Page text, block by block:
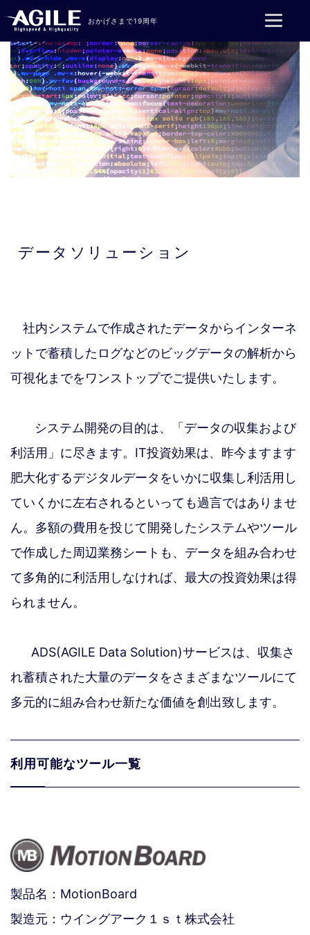
コンテンツへスキップ
おかげさまで19周年
データソリューション
社内システムで作成されたデータからインターネ
ットで蓄積したログなどのビッグデータの解析から
可視化までをワンストップでご提供いたします。
システム開発の目的は、「データの収集および
利活用」に尽きます。IT投資効果は、昨今ますます
肥大化するデジタルデータをいかに収集し利活用し
ていくかに左右されるといっても過言ではありませ
ん。多額の費用を投じて開発したシステムやツール
で作成した周辺業務シートも、データを組み合わせ
て多角的に利活用しなければ、最大の投資効果は得
られません。
ADS(AGILE Data Solution)サービスは、収集さ
れ蓄積された大量のデータをさまざまなツールにて
多元的に組み合わせ新たな価値を創出致します。
利用可能なツール一覧
製品名：MotionBoard
製造元：ウイングアーク１ｓｔ株式会社